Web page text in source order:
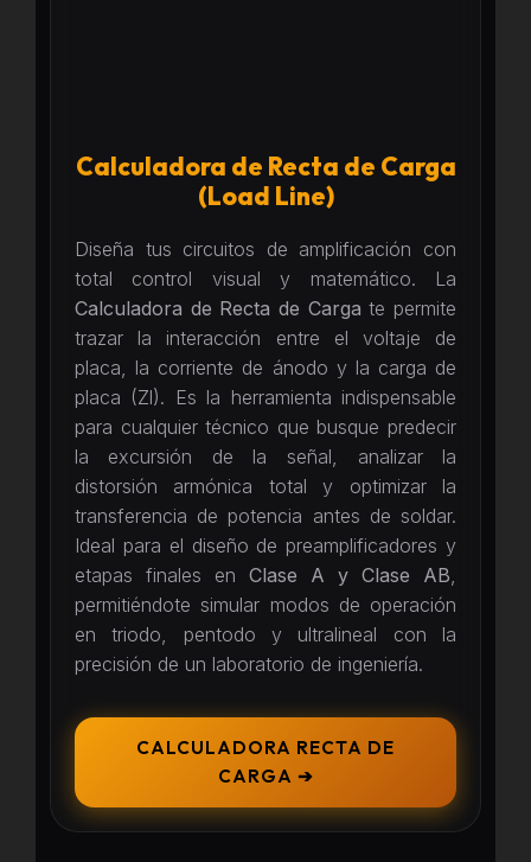
Calculadora de Recta de Carga
(Load Line)
Diseña tus circuitos de amplificación con
total control visual y matemático. La
Calculadora de Recta de Carga te permite
trazar la interacción entre el voltaje de
placa, la corriente de ánodo y la carga de
placa (Zl). Es la herramienta indispensable
para cualquier técnico que busque predecir
la excursión de la señal, analizar la
distorsión armónica total y optimizar la
transferencia de potencia antes de soldar.
Ideal para el diseño de preamplificadores y
etapas finales en Clase A y Clase AB
permitiéndote simular modos de operación
en triodo, pentodo y ultralineal con la
precisión de un laboratorio de ingeniería.
CALCULADORA RECTA DE
CARGA ➔